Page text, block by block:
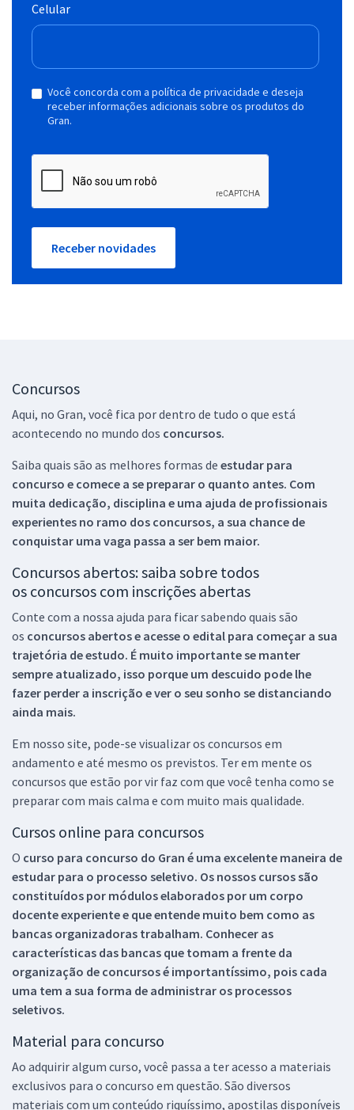
Celular
Você concorda com a política de privacidade e deseja
receber informações adicionais sobre os produtos do
Gran.
Receber novidades
Concursos
Aqui, no Gran, você fica por dentro de tudo o que está
acontecendo no mundo dos concursos.
Saiba quais são as melhores formas de estudar para
concurso e comece a se preparar o quanto antes. Com
muita dedicação, disciplina e uma ajuda de profissionais
experientes no ramo dos concursos, a sua chance de
conquistar uma vaga passa a ser bem maior.
Concursos abertos: saiba sobre todos
os concursos com inscrições abertas
Conte com a nossa ajuda para ficar sabendo quais são
os concursos abertos e acesse o edital para começar a sua
trajetória de estudo. É muito importante se manter
sempre atualizado, isso porque um descuido pode lhe
fazer perder a inscrição e ver o seu sonho se distanciando
ainda mais.
Em nosso site, pode-se visualizar os concursos em
andamento e até mesmo os previstos. Ter em mente os
concursos que estão por vir faz com que você tenha como se
preparar com mais calma e com muito mais qualidade.
Cursos online para concursos
O curso para concurso do Gran é uma excelente maneira de
estudar para o processo seletivo. Os nossos cursos são
constituídos por módulos elaborados por um corpo
docente experiente e que entende muito bem como as
bancas organizadoras trabalham. Conhecer as
características das bancas que tomam a frente da
organização de concursos é importantíssimo, pois cada
uma tem a sua forma de administrar os processos
seletivos.
Material para concurso
Ao adquirir algum curso, você passa a ter acesso a materiais
exclusivos para o concurso em questão. São diversos
materiais com um conteúdo riquíssimo, apostilas disponíveis